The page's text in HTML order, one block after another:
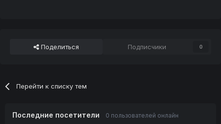
Поделиться Подписчики 0
Перейти к списку тем
Последние посетители 0 пользователей онлайн